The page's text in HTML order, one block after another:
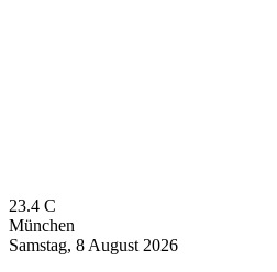
23.4 C
München
Samstag, 8 August 2026